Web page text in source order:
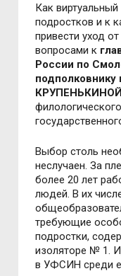
Как
подростков и к
привести уход
вопросами к
России по
КРУПЕНЬКИНОЙ
Выбор столь
неслучаен. За
более 20 лет
людей. В их
требующие
подростки,
изоляторе № 1.
в УФСИН среди